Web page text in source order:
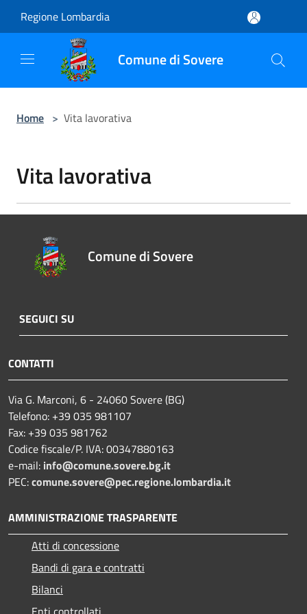
Regione Lombardia
Comune di Sovere
Home > Vita lavorativa
Vita lavorativa
Comune di Sovere
SEGUICI SU
CONTATTI
Via G. Marconi, 6 - 24060 Sovere (BG)
Telefono: +39 035 981107
Fax: +39 035 981762
Codice fiscale/P. IVA: 00347880163
e-mail: info@comune.sovere.bg.it
PEC:comune.sovere@pec.regione.lombardia.it
AMMINISTRAZIONE TRASPARENTE
Atti di concessione
Bandi di gara e contratti
Bilanci